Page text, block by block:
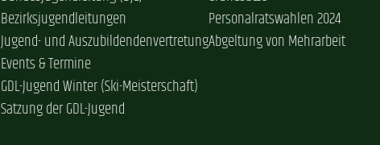
Bezirksjugendleitungen
Jugend- und Auszubildendenvertretung
Events & Termine
GDL-Jugend Winter (Ski-Meisterschaft)
Satzung der GDL-Jugend
Personalratswahlen 2024
Abgeltung von Mehrarbeit